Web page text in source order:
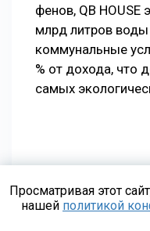
фенов, QB
млрд литров
коммунальные
% от дохода, что
самых
QB HOUSE
Просматривая этот
нашей политикой